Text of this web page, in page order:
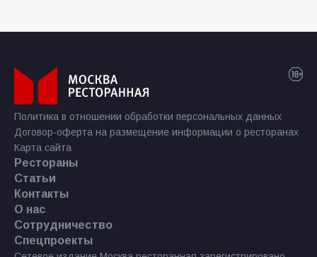
Политика в отношении обработки персональных данных
Договор-оферта на размещение информации о ресторанах
Карта сайта
Рестораны
Статьи
Контакты
О нас
Сотрудничество
Спецпроекты